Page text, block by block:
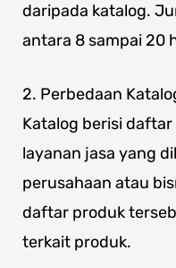
daripada katalog.
antara 8 sampai 20
2. Perbedaan
Katalog berisi
layanan jasa yang
perusahaan atau
daftar produk
terkait produk.